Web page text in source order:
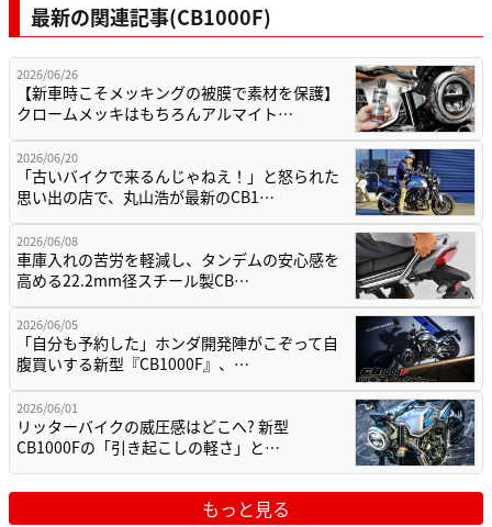
最新の関連記事(CB1000F)
2026/06/26
【新車時こそメッキングの被膜で素材を保護】
クロームメッキはもちろんアルマイト…
2026/06/20
「古いバイクで来るんじゃねえ！」と怒られた
思い出の店で、丸山浩が最新のCB1…
2026/06/08
車庫入れの苦労を軽減し、タンデムの安心感を
高める22.2mm径スチール製CB…
2026/06/05
「自分も予約した」ホンダ開発陣がこぞって自
腹買いする新型『CB1000F』、…
2026/06/01
リッターバイクの威圧感はどこへ? 新型
CB1000Fの「引き起こしの軽さ」と…
もっと見る